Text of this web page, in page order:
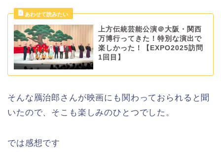
上方伝統芸能公演＠大阪・関西
万博行ってきた！特別な演出で
楽しかった！【EXPO2025訪問
1回目】
そんな鴈治郎さんが映画にも関わっておられると聞
いたので、そこも楽しみのひとつでした。
では感想です